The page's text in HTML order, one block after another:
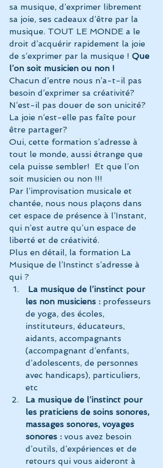
sa musique, d’exprimer librement
sa joie, ses cadeaux d’être par la
musique. TOUT LE MONDE a le
droit d’acquérir rapidement la joie
de s’exprimer par la musique ! Que
l’on soit musicien ou non !
Chacun d’entre nous n’a-t-il pas
besoin d’exprimer sa créativité?
N’est-il pas douer de son unicité?
La joie n’est-elle pas faîte pour
être partager?
Oui, cette formation s’adresse à
tout le monde, aussi étrange que
cela puisse sembler!  Et que l’on
soit musicien ou non !!!
Par l’improvisation musicale et
chantée, nous nous plaçons dans
cet espace de présence à l’Instant,
qui n’est autre qu’un espace de
liberté et de créativité.
Plus en détail, la formation La
Musique de l’Instinct s’adresse à
qui ?
les non musiciens : professeurs
de yoga, des écoles,
instituteurs, éducateurs,
aidants, accompagnants
(accompagnant d’enfants,
d’adolescents, de personnes
avec handicaps), particuliers,
etc
La musique de l’instinct pour
les praticiens de soins sonores,
massages sonores, voyages
sonores : vous avez besoin
d’outils, d’expériences et de
retours qui vous aideront à